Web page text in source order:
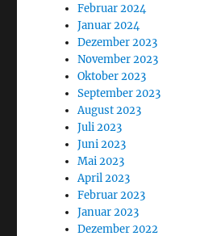
Februar 2024
Januar 2024
Dezember 2023
November 2023
Oktober 2023
September 2023
August 2023
Juli 2023
Juni 2023
Mai 2023
April 2023
Februar 2023
Januar 2023
Dezember 2022